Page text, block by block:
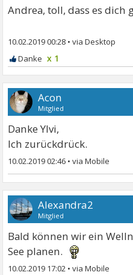
Andrea, toll, dass es dich
10.02.2019 00:28 •
x 1
Acon
Mitglied
Danke Ylvi,
Ich zurückdrück.
10.02.2019 02:46 •
Alexandra2
Mitglied
Bald können wir ein
See planen.
10.02.2019 17:02 •